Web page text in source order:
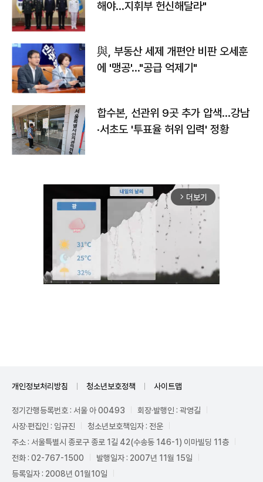
해야…지휘부 헌신해달라"
與, 부동산 세제 개편안 비판 오세훈
에 '맹공'…"공급 억제기"
합수본, 선관위 9곳 추가 압색…강남
·서초도 '투표율 허위 입력' 정황
arrow_forward_ios 더보기
개인정보처리방침 청소년보호정책 사이트맵
정기간행등록번호 : 서울 아 00493
회장·발행인 : 곽영길
사장·편집인 : 임규진
청소년보호책임자 : 전운
주소 : 서울특별시 종로구 종로 1길 42(수송동 146-1) 이마빌딩 11층
전화 : 02-767-1500
발행일자 : 2007년 11월 15일
등록일자 : 2008년 01월10일